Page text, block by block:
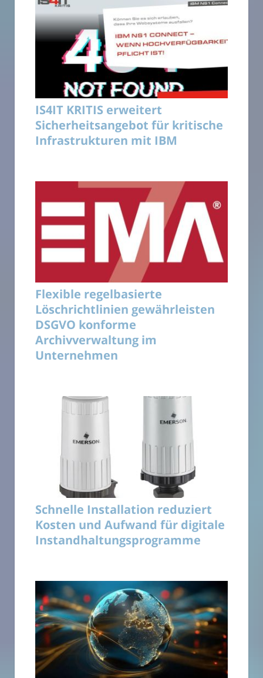
IS4IT KRITIS erweitert
Sicherheitsangebot für kritische
Infrastrukturen mit IBM
Flexible regelbasierte
Löschrichtlinien gewährleisten
DSGVO konforme
Archivverwaltung im
Unternehmen
Schnelle Installation reduziert
Kosten und Aufwand für digitale
Instandhaltungsprogramme